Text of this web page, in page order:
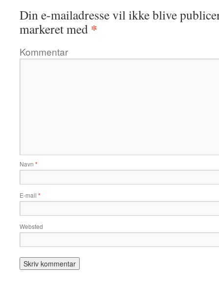
Din e-mailadresse vil ikke blive
markeret med *
Kommentar
Navn *
E-mail *
Websted